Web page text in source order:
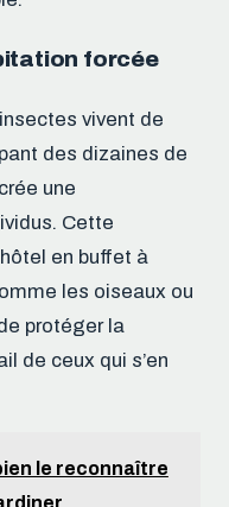
forcée
vivent de
des dizaines de
une
Cette
en buffet à
les oiseaux ou
protéger la
de ceux qui s’en
le reconnaître